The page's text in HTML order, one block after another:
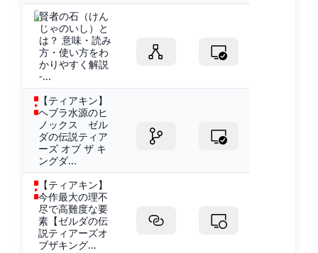
賢者の石（けん
じゃのいし）と
は？ 意味・読み
方・使い方をわ
かりやすく解説
-...
【ティアキン】
ヘブラ水源のヒ
ノックス ゼル
ダの伝説ティア
ーズ オブ ザ キ
ングダ...
【ティアキン】
今作最大の理不
尽で高難度な要
素【ゼルダの伝
説ティアーズオ
ブザキング...